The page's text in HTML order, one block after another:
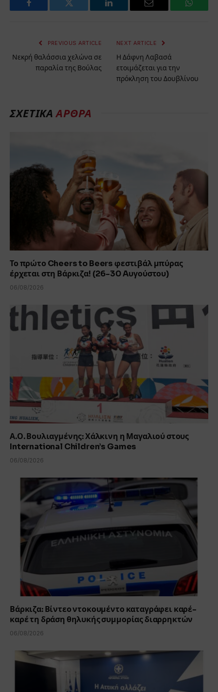
Facebook Twitter LinkedIn Email
PREVIOUS ARTICLE
Νεκρή θαλάσσια χελώνα σε
παραλία της Βούλας
NEXT ARTICLE
Η Δάφνη Λαβασά
ετοιμάζεται για την
πρόκληση του Δουβλίνου
ΣΧΕΤΙΚΆΆΡΘΡΑ
Το πρώτο Cheers to Beers φεστιβάλ μπύρας
έρχεται στη Βάρκιζα! (26-30 Aυγούστου)
06/08/2026
Α.Ο. Βουλιαγμένης: Χάλκινη η Μαγαλιού στους
International Children’s Games
06/08/2026
Βάρκιζα: Βίντεο ντοκουμέντο καταγράφει καρέ-
καρέ τη δράση θηλυκής συμμορίας διαρρηκτών
06/08/2026